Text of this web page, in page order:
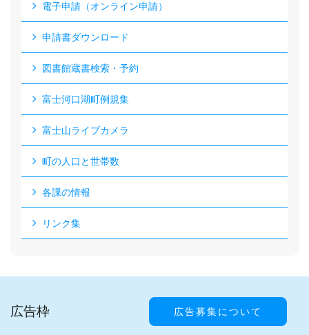
電子申請（オンライン申請）
申請書ダウンロード
図書館蔵書検索・予約
富士河口湖町例規集
富士山ライブカメラ
町の人口と世帯数
各課の情報
リンク集
広告枠 広告募集について